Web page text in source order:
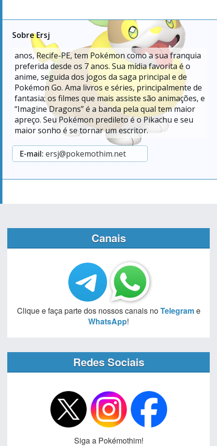
Sobre Ersj
anos, Recife-PE, tem Pokémon como a sua franquia
preferida desde os 7 anos. Sua mídia favorita é o
anime, seguida dos jogos da saga principal e de
Pokémon Go. Ama livros e séries, principalmente de
fantasia; os filmes que mais assiste são animações, e
“Imagine Dragons” é a banda pela qual tem maior
apreço. Seu Pokémon predileto é o Pikachu e seu
maior sonho é se tornar um escritor.
E-mail: ersj@pokemothim.net
Canais
Clique e faça parte dos nossos canais noTelegrame
WhatsApp!
Redes Sociais
Siga a Pokémothim!